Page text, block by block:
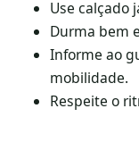
Use calçado
Durma bem
Informe ao
mobilidade.
Respeite o